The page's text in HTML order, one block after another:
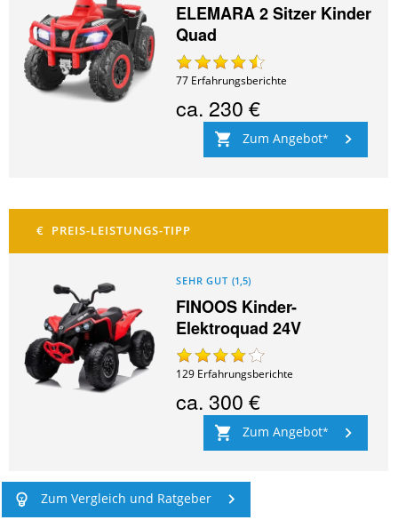
ELEMARA 2 Sitzer Kinder
Quad
77 Erfahrungsberichte
ca. 230 €
Zum Angebot
SEHR GUT (1,5)
FINOOS Kinder-
Elektroquad 24V
129 Erfahrungsberichte
ca.300 €
Zum Angebot
Zum Vergleich und Ratgeber